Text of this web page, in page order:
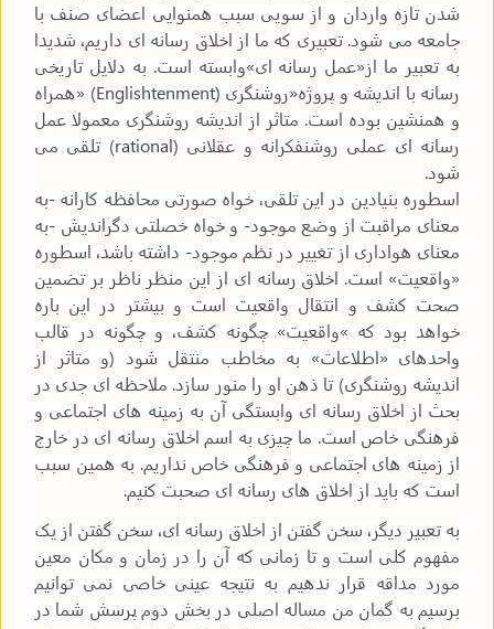
شدن تازه واردان و از سویی سبب همنوایی اعضای صنف با
جامعه می شود. تعبیری که ما از اخلاق رسانه ای داریم، شدیدا
به تعبیر ما از«عمل رسانه ای»وابسته است. به دلایل تاریخی
رسانه با اندیشه و پروژه«روشنگری » (Englishtenment)همراه
و همنشین بوده است. متاثر از اندیشه روشنگری معمولا عمل
رسانه ای عملی روشنفکرانه و عقلانی (rational)تلقی می
شود.
اسطوره بنیادین در این تلقی، خواه صورتی محافظه کارانه -به
معنای مراقبت از وضع موجود- و خواه خصلتی دگراندیش -به
معنای هواداری از تغییر در نظم موجود- داشته باشد، اسطوره
«واقعیت» است. اخلاق رسانه ای از این منظر ناظر بر تضمین
صحت کشف و انتقال واقعیت است و بیشتر در این باره
خواهد بود که «واقعیت» چگونه کشف، و چگونه در قالب
واحدهای «اطلاعات» به مخاطب منتقل شود (و متاثر از
اندیشه روشنگری) تا ذهن او را منور سازد. ملاحظه ای جدی در
بحث از اخلاق رسانه ای وابستگی آن به زمینه های اجتماعی و
فرهنگی خاص است. ما چیزی به اسم اخلاق رسانه ای در خارج
از زمینه های اجتماعی و فرهنگی خاص نداریم. به همین سبب
است که باید از اخلاق های رسانه ای صحبت کنیم.
به تعبیر دیگر، سخن گفتن از اخلاق رسانه ای، سخن گفتن از یک
مفهوم کلی است و تا زمانی که آن را در زمان و مکان معین
مورد مداقه قرار ندهیم به نتیجه عینی خاصی نمی توانیم
برسیم به گمان من مساله اصلی در بخش دوم پرسش شما در